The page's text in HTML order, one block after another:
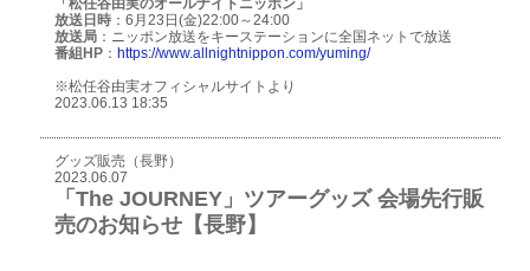
「松任谷由実のオールナイトニッポン」
放送日時：6月23日(金)22:00～24:00
放送局：ニッポン放送をキーステーションに全国ネットで放送
番組HP： https://www.allnightnippon.com/yuming/
※松任谷由実オフィシャルサイトより
2023.06.13 18:35
グッズ販売（長野）
2023.06.07
「The JOURNEY」ツアーグッズ 会場先行販
売のお知らせ【長野】